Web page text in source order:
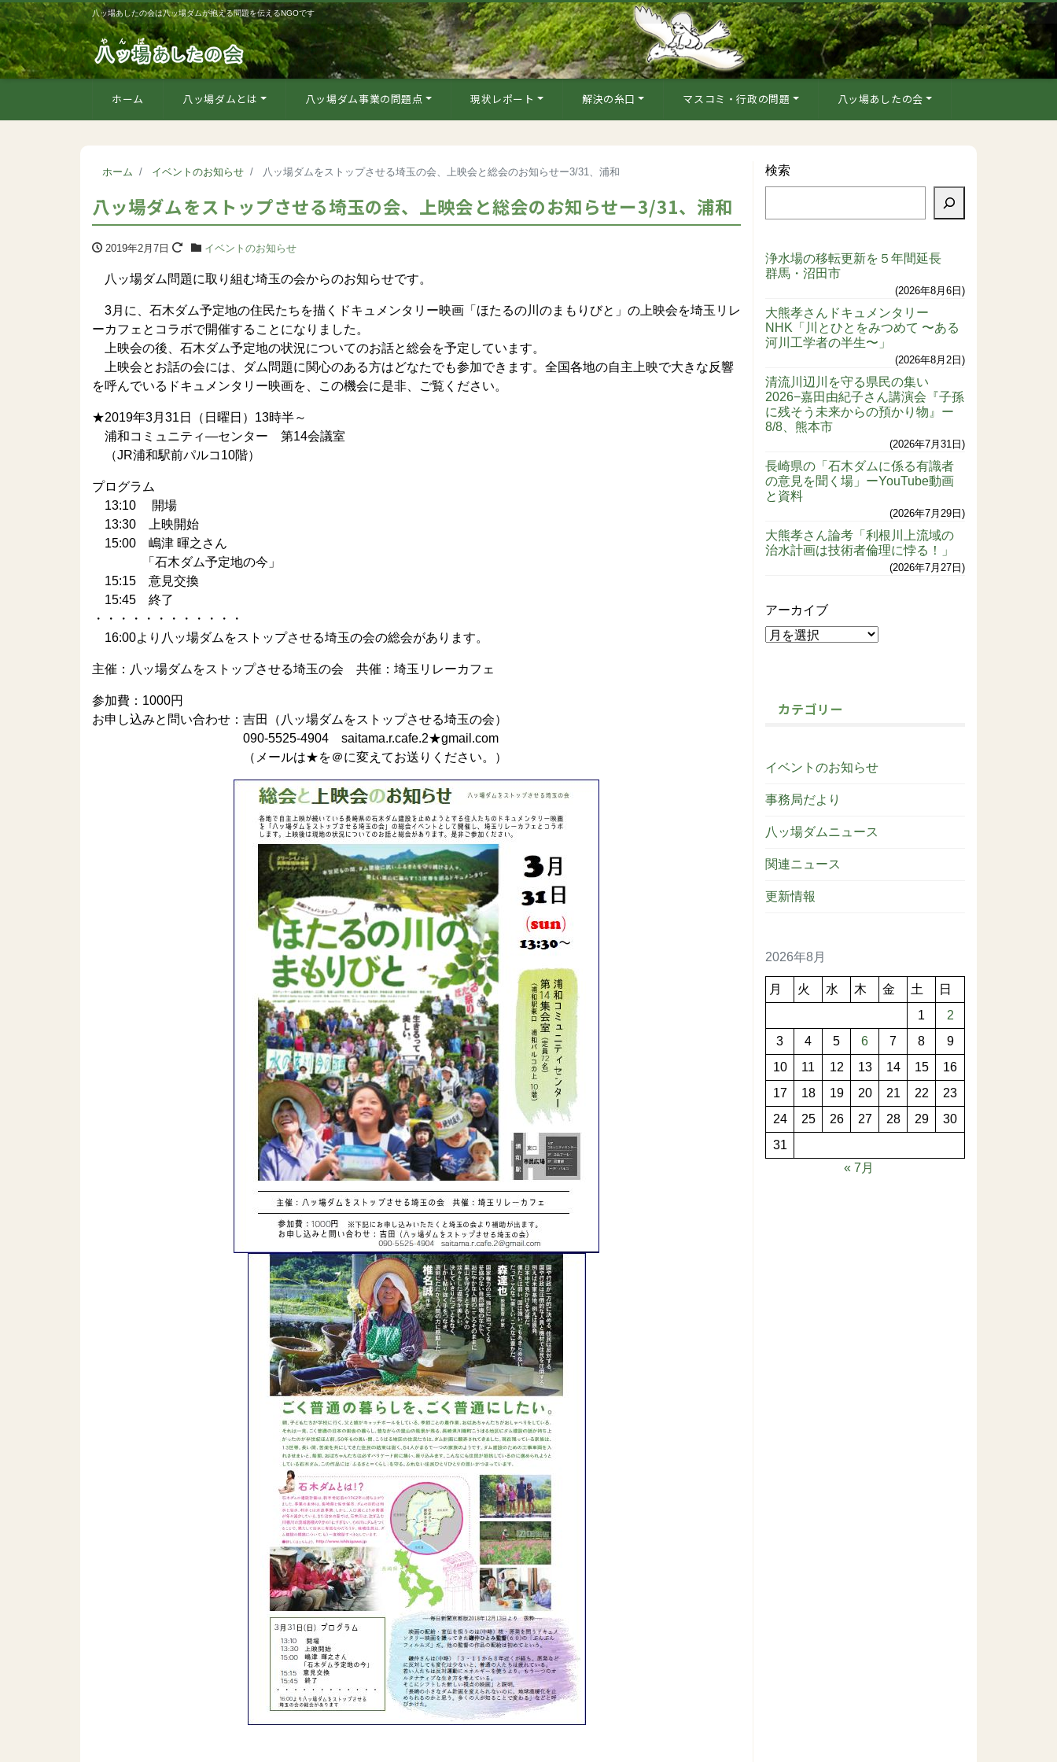
八ッ場あしたの会は八ッ場ダムが抱える問題を伝えるNGOです
ホーム 八ッ場ダムとは 八ッ場ダム事業の問題点 現状レポート 解決の糸口 マスコミ・行政の問題 八ッ場あしたの会
ホーム イベントのお知らせ 八ッ場ダムをストップさせる埼玉の会、上映会と総会のお知らせー3/31、浦和
八ッ場ダムをストップさせる埼玉の会、上映会と総会のお知らせー3/31、浦和
2019年2月7日 イベントのお知らせ
八ッ場ダム問題に取り組む埼玉の会からのお知らせです。
3月に、石木ダム予定地の住民たちを描くドキュメンタリー映画「ほたるの川のまもりびと」の上映会を埼玉リレ
ーカフェとコラボで開催することになりました。
上映会の後、石木ダム予定地の状況についてのお話と総会を予定しています。
上映会とお話の会には、ダム問題に関心のある方はどなたでも参加できます。全国各地の自主上映で大きな反響
を呼んでいるドキュメンタリー映画を、この機会に是非、ご覧ください。
★2019年3月31日（日曜日）13時半～
浦和コミュニティ―センター 第14会議室
（JR浦和駅前パルコ10階）
プログラム
13:10 開場
13:30 上映開始
15:00 嶋津 暉之さん
「石木ダム予定地の今」
15:15 意見交換
15:45 終了
・・・・・・・・・・・・
16:00より八ッ場ダムをストップさせる埼玉の会の総会があります。
主催：八ッ場ダムをストップさせる埼玉の会 共催：埼玉リレーカフェ
参加費：1000円
お申し込みと問い合わせ：吉田（八ッ場ダムをストップさせる埼玉の会）
090-5525-4904 saitama.r.cafe.2★gmail.com
（メールは★を＠に変えてお送りください。）
検索
浄水場の移転更新を５年間延長
群馬・沼田市
2026年8月6日
大熊孝さんドキュメンタリー
NHK「川とひとをみつめて 〜ある
河川工学者の半生〜」
2026年8月2日
清流川辺川を守る県民の集い
2026−嘉田由紀子さん講演会『子孫
に残そう未来からの預かり物』ー
8/8、熊本市
2026年7月31日
長崎県の「石木ダムに係る有識者
の意見を聞く場」ーYouTube動画
と資料
2026年7月29日
大熊孝さん論考「利根川上流域の
治水計画は技術者倫理に悖る！」
2026年7月27日
アーカイブ
カテゴリー
イベントのお知らせ
事務局だより
八ッ場ダムニュース
関連ニュース
更新情報
2026年8月
月 火 水 木 金 土
日
1
2
3
4 5 6 7 8
9
10
11 12 13 14 15
16
17
18 19 20 21 22
23
24
25 26 27 28 29
30
31
« 7月